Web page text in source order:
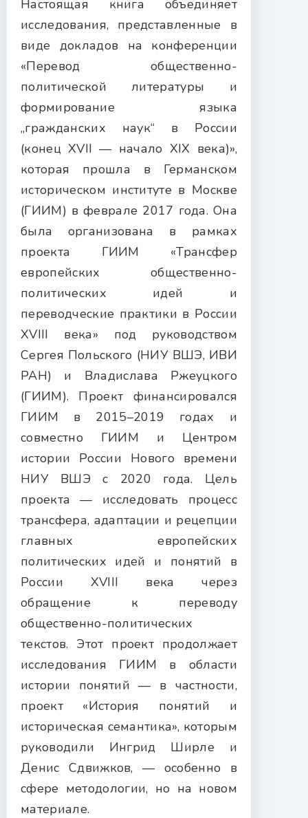
Настоящая книга объединяет
исследования, представленные в
виде докладов на конференции
«Перевод общественно-
политической литературы и
формирование языка
„гражданских наук“ в России
(конец XVII — начало XIX века)»,
которая прошла в Германском
историческом институте в Москве
(ГИИМ) в феврале 2017 года. Она
была организована в рамках
проекта ГИИМ «Трансфер
европейских общественно-
политических идей и
переводческие практики в России
XVIII века» под руководством
Сергея Польского (НИУ ВШЭ, ИВИ
РАН) и Владислава Ржеуцкого
(ГИИМ). Проект финансировался
ГИИМ в 2015–2019 годах и
совместно ГИИМ и Центром
истории России Нового времени
НИУ ВШЭ с 2020 года. Цель
проекта — исследовать процесс
трансфера, адаптации и рецепции
главных европейских
политических идей и понятий в
России XVIII века через
обращение к переводу
общественно-политических
текстов. Этот проект продолжает
исследования ГИИМ в области
истории понятий — в частности,
проект «История понятий и
историческая семантика», которым
руководили Ингрид Ширле и
Денис Сдвижков, — особенно в
сфере методологии, но на новом
материале.